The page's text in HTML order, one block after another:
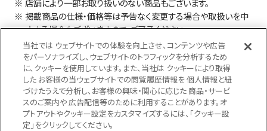
店舗により一部お取り扱いのない商品もございます。
掲載商品の仕様・価格等は予告なく変更する場合や取扱いを中
止する場合もございますので、ご了承ください。
当社では ウェブサイトでの体験を向上させ、コンテンツや広告
をパーソナライズし、ウェブサイトのトラフィックを分析するため
に、クッキーを使用しています。また、当社は クッキーにより取得
した お客様の当ウェブサイトでの閲覧履歴情報を 個人情報と紐
づけたうえで分析し、お客様の興味・関心に応じた 商品・サービ
スのご案内や 広告配信等のために利用することがあります。オ
プトアウトやクッキー設定をカスタマイズするには、「クッキー設
定」をクリックしてください。